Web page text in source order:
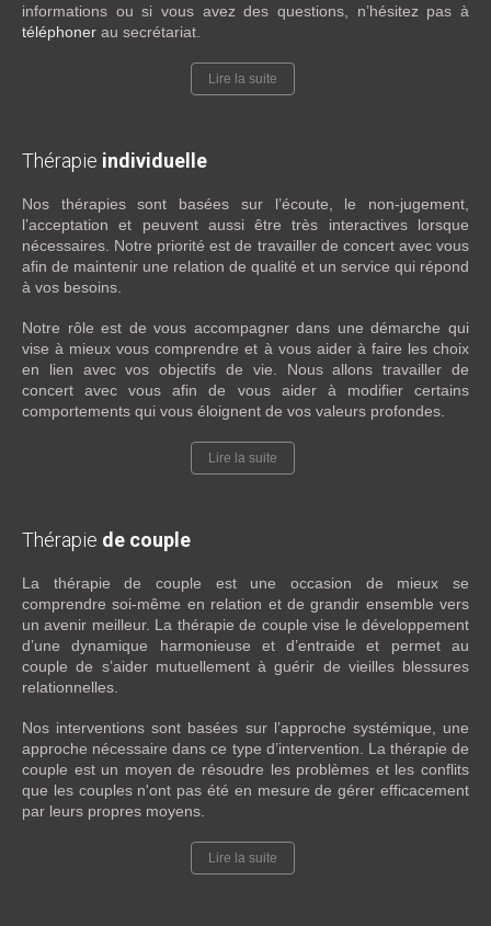
informations ou si vous avez des questions, n’hésitez pas à
téléphoner au secrétariat.
Lire la suite
Thérapie individuelle
Nos thérapies sont basées sur l’écoute, le non-jugement,
l’acceptation et peuvent aussi être très interactives lorsque
nécessaires. Notre priorité est de travailler de concert avec vous
afin de maintenir une relation de qualité et un service qui répond
à vos besoins.
Notre rôle est de vous accompagner dans une démarche qui
vise à mieux vous comprendre et à vous aider à faire les choix
en lien avec vos objectifs de vie. Nous allons travailler de
concert avec vous afin de vous aider à modifier certains
comportements qui vous éloignent de vos valeurs profondes.
Lire la suite
Thérapie de couple
La thérapie de couple est une occasion de mieux se
comprendre soi-même en relation et de grandir ensemble vers
un avenir meilleur. La thérapie de couple vise le développement
d’une dynamique harmonieuse et d’entraide et permet au
couple de s’aider mutuellement à guérir de vieilles blessures
relationnelles.
Nos interventions sont basées sur l’approche systémique, une
approche nécessaire dans ce type d’intervention. La thérapie de
couple est un moyen de résoudre les problèmes et les conflits
que les couples n'ont pas été en mesure de gérer efficacement
par leurs propres moyens.
Lire la suite